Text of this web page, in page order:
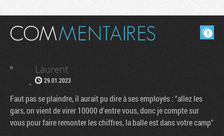
Masquer les commentaires lus.
Laurent
29.01.2023
Faut pas se plaindre, il aurait pu dire à ses employés : "allez les
gars, on vient de virer 10000 d'entre vous, donc je compte sur
vous pour faire remonter les chiffres, la balle est dans votre camp"